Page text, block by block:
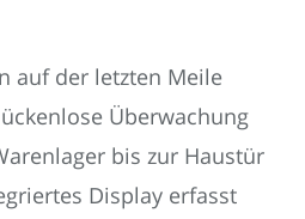
auf der letzten Meile
Überwachung
bis zur Haustür
Display erfasst